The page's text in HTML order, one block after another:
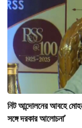
নিট আন্দোলনের আবহে
সঙ্গে দরকার আলোচনা’